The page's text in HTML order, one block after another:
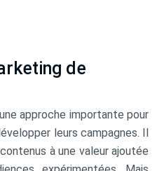
de
approche importante pour
leurs campagnes. Il
à une valeur ajoutée